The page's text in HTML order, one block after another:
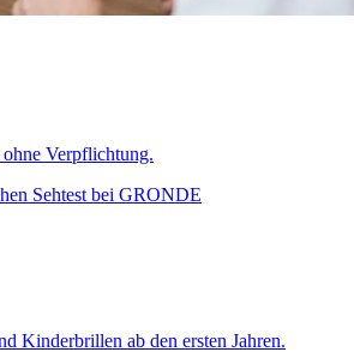
Verpflichtung.
Kinderbrillen ab den ersten Jahren.